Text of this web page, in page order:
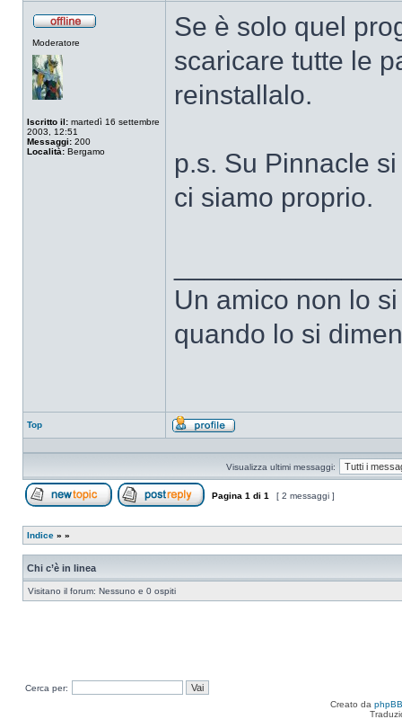
Moderatore
Iscritto il: martedì 16 settembre
2003, 12:51
Messaggi: 200
Località: Bergamo
Se è solo quel
scaricare tutte le
reinstallalo.
p.s. Su Pinnacle
ci siamo proprio.
Un amico non lo
quando lo si
Top
Profilo
Visualizza ultimi messaggi:
Pagina 1 di 1 [ 2 messaggi ]
Indice » »
Chi c’è in linea
Visitano il forum: Nessuno e 0 ospiti
Cerca per:
Creato da phpBB